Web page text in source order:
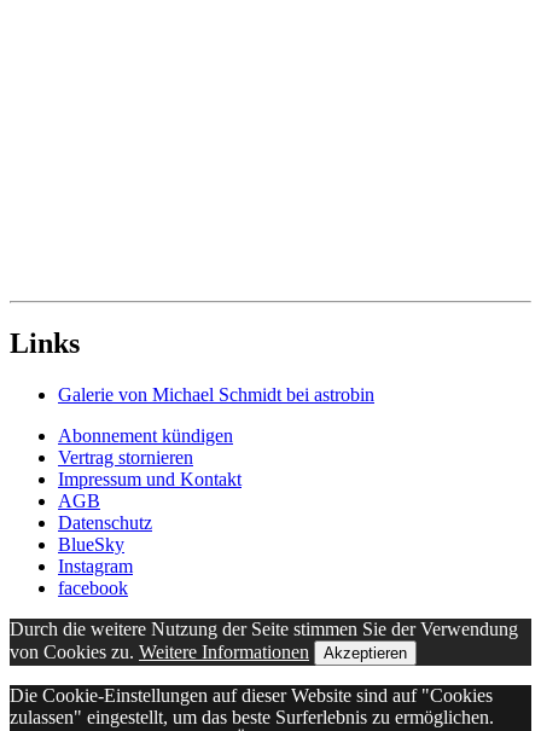
Links
Galerie von Michael Schmidt bei astrobin
Abonnement kündigen
Vertrag stornieren
Impressum und Kontakt
AGB
Datenschutz
BlueSky
Instagram
facebook
Durch die weitere Nutzung der Seite stimmen Sie der Verwendung
von Cookies zu. Weitere Informationen Akzeptieren
Die Cookie-Einstellungen auf dieser Website sind auf "Cookies
zulassen" eingestellt, um das beste Surferlebnis zu ermöglichen.